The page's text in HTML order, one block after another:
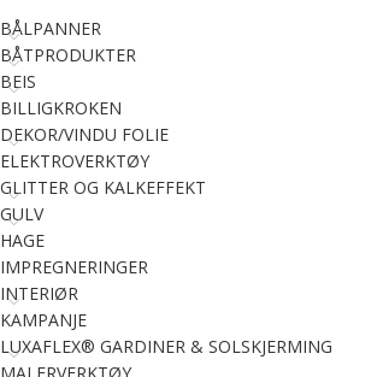
BÅLPANNER
BÅTPRODUKTER
BEIS
BILLIGKROKEN
DEKOR/VINDU FOLIE
ELEKTROVERKTØY
GLITTER OG KALKEFFEKT
GULV
HAGE
IMPREGNERINGER
INTERIØR
KAMPANJE
LUXAFLEX® GARDINER & SOLSKJERMING